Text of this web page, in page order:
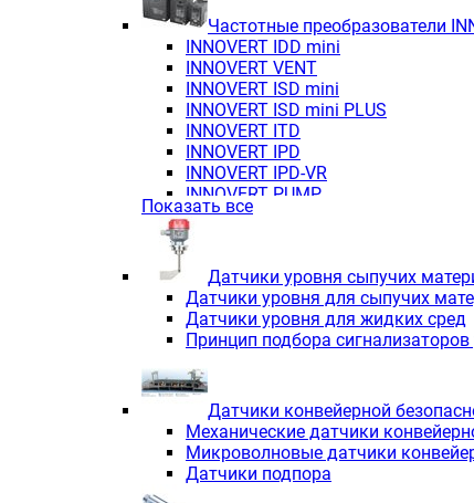
Частотные преобразователи
INNOVERT IDD mini
INNOVERT VENT
INNOVERT ISD mini
INNOVERT ISD mini PLUS
INNOVERT ITD
INNOVERT IРD
INNOVERT IРD-VR
INNOVERT PUMP
Показать все
Датчики уровня сыпучих
Датчики уровня для сыпучих
Датчики уровня для жидких сред
Принцип подбора сигнализаторов
Датчики конвейерной
Механические датчики
Микроволновые датчики
Датчики подпора